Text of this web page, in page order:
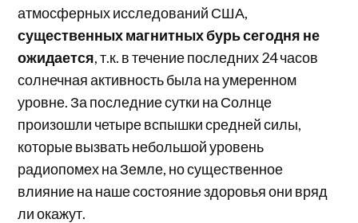
атмосферных исследований США,
существенных магнитных бурь сегодня не
ожидается, т.к. в течение последних 24 часов
солнечная активность была на умеренном
уровне. За последние сутки на Солнце
произошли четыре вспышки средней силы,
которые вызвать небольшой уровень
радиопомех на Земле, но существенное
влияние на наше состояние здоровья они вряд
ли окажут.